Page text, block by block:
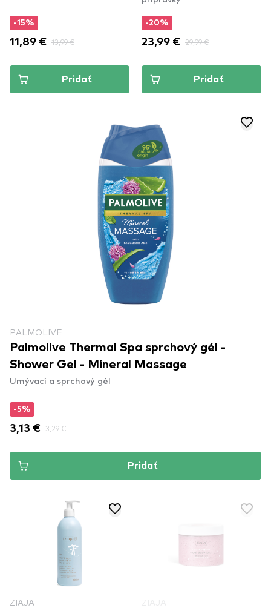
-15%
11,89 € 13,99 €
Pridať
-20%
23,99 € 29,99 €
Pridať
PALMOLIVE
Palmolive Thermal Spa sprchový gél -
Shower Gel - Mineral Massage
Umývací a sprchový gél
-5%
3,13 € 3,29 €
Pridať
ZIAJA